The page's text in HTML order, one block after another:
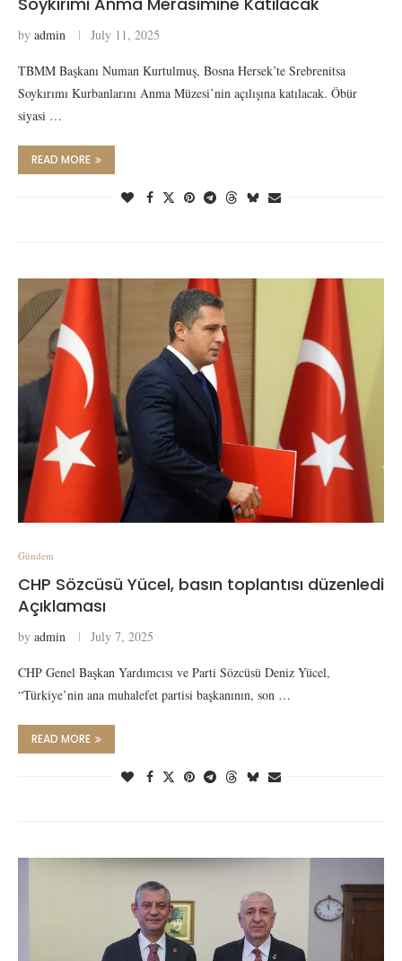
by admin July 11, 2025
TBMM Başkanı Numan Kurtulmuş, Bosna Hersek’te Srebrenitsa
Soykırımı Kurbanlarını Anma Müzesi’nin açılışına katılacak. Öbür
siyasi …
READ MORE
Gündem
CHP Sözcüsü Yücel, basın toplantısı düzenledi
Açıklaması
by admin July 7, 2025
CHP Genel Başkan Yardımcısı ve Parti Sözcüsü Deniz Yücel,
“Türkiye’nin ana muhalefet partisi başkanının, son …
READ MORE